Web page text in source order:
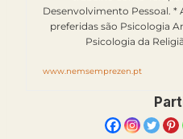
Desenvolvimento Pessoal. *
preferidas são Psicologia
Psicologia da
www.nemsemprezen.pt